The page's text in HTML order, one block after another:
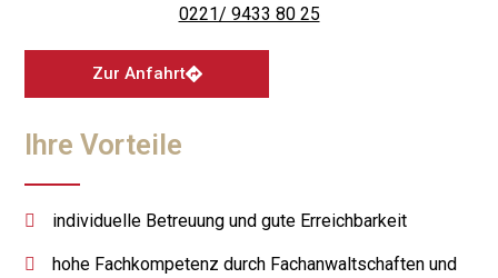
0221/ 9433 80 25
Zur Anfahrt
Ihre Vorteile
individuelle Betreuung und gute Erreichbarkeit
hohe Fachkompetenz durch Fachanwaltschaften und